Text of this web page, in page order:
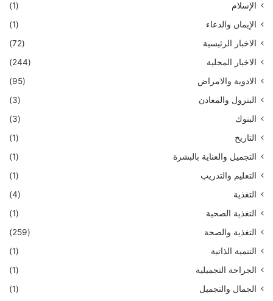
الإسلام
(1)
الإيمان والدعاء
(1)
الاخبار الرئيسية
(72)
الاخبار المحلية
(244)
الادوية والامراض
(95)
البترول والمعادن
(3)
البنوك
(3)
التاريخ
(1)
التجميل والعناية بالبشرة
(1)
التعليم والتدريب
(1)
التغذية
(4)
التغذية الصحية
(1)
التغذية والصحة
(259)
التنمية الذاتية
(1)
الجراحة التجميلية
(1)
الجمال والتجميل
(1)